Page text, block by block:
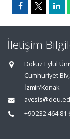
İletişim
Dokuz Eylül
Cumhuriyet
İzmir/Konak
+90 232 464 81